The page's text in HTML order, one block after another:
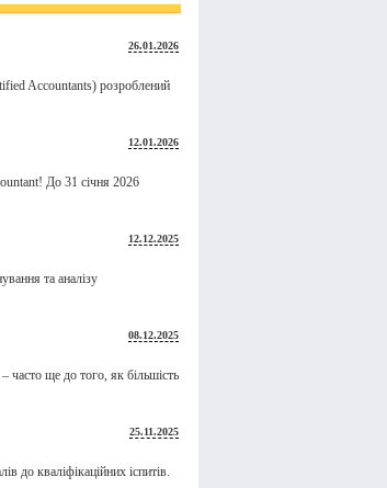
26.01.2026
Accountants) розроблений
12.01.2026
До 31 січня 2026
12.12.2025
та аналізу
08.12.2025
часто ще до того, як більшість
25.11.2025
до кваліфікаційних іспитів.